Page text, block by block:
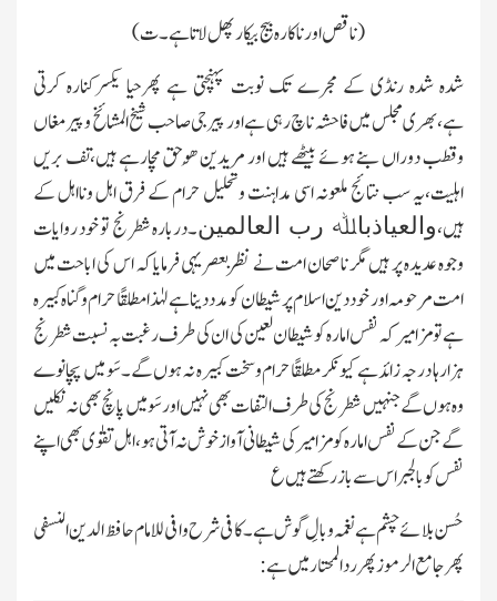
(ناقص اور ناکارہ بیج بیکار پھل لاتاہے۔ت)
شدہ شدہ رنڈی کے مجرے تك نوبت پہنچتی ہے پھرحیا یکسرکنارہ کرتی
ہے،بھری مجلس میں فاحشہ ناچ رہی ہے اور پیرجی صاحب شیخ المشائخ وپیرمغاں
وقطب دوراں بنے ہوئے بیٹھے ہیں اور مریدین ھُوحق مچارہے ہیں،تف بریں
اہلیت،یہ سب نتائج ملعونہ اسی مداہنت وتحلیل حرام کے فرق اہل ونااہل کے
ہیں،والعیاذباﷲ رب العالمین۔دربارہ شطرنج تو خود روایات
وجوہ عدیدہ پر ہیں مگر ناصحان امت نے نظربعصریہی فرمایا کہ اس کی اباحت میں
امت مرحومہ اور خود دین اسلام پر شیطان کو مدددینا ہے لہٰذا مطلقًا حرام وگناہ کبیرہ
ہے تومزامیر کہ نفس امارہ کوشیطان لعین کی ان کی طرف رغبت بہ نسبت شطرنج
ہزارہا درجہ زائد ہے کیونکر مطلقًا حرام وسخت کبیرہ نہ ہوں گے۔سَو میں پچانوے
وہ ہوں گے جنہیں شطرنج کی طرف التفات بھی نہیں اور سَومیں پانچ بھی نہ نکلیں
گے جن کے نفس امارہ کو مزامیر کی شیطانی آوازخوش نہ آتی ہو،اہل تقوٰی بھی اپنے
نفس کو بالجبر اس سے بازرکھتے ہیں ع
حُسن بلائے چشم ہے نغمہ وبالِ گوش ہے۔کافی شرح وافی للامام حافظ الدین النسفی
پھرجامع الرموز پھرردالمحتار میں ہے: